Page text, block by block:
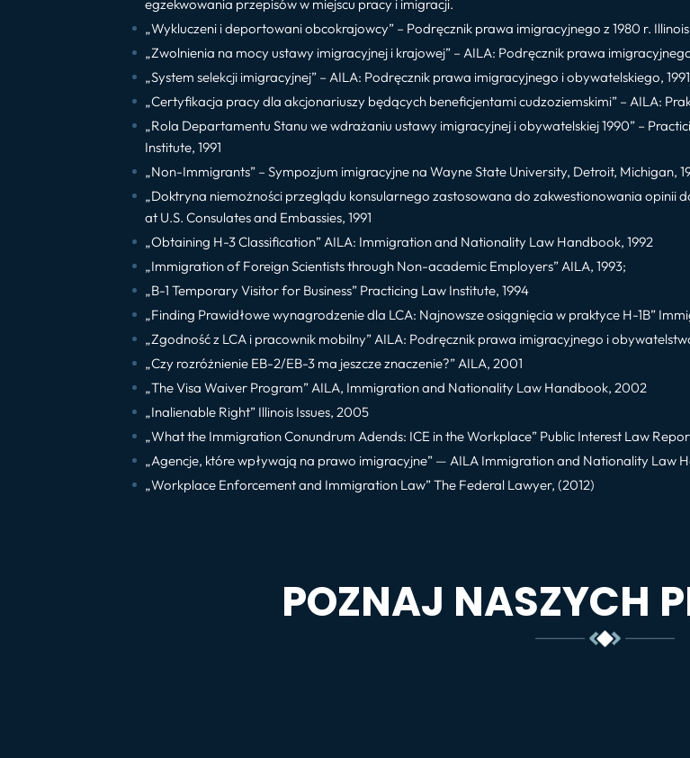
egzekwowania przepisów w miejscu pracy i imigracji.
„Wykluczeni i deportowani obcokrajowcy” – Podręcznik prawa imigracyjnego z 1980 r.
„Zwolnienia na mocy ustawy imigracyjnej i krajowej” – AILA: Podręcznik prawa
„System selekcji imigracyjnej” – AILA: Podręcznik prawa imigracyjnego i obywatelskiego, 1991
„Certyfikacja pracy dla akcjonariuszy będących beneficjentami cudzoziemskimi” – AILA:
„Rola Departamentu Stanu we wdrażaniu ustawy imigracyjnej i obywatelskiej 1990” –
Institute, 1991
„Non-Immigrants” – Sympozjum imigracyjne na Wayne State University, Detroit, Michigan,
„Doktryna niemożności przeglądu konsularnego zastosowana do zakwestionowania opinii
at U.S. Consulates and Embassies, 1991
„Obtaining H-3 Classification” AILA: Immigration and Nationality Law Handbook, 1992
„Immigration of Foreign Scientists through Non-academic Employers” AILA, 1993;
„B-1 Temporary Visitor for Business” Practicing Law Institute, 1994
„Finding Prawidłowe wynagrodzenie dla LCA: Najnowsze osiągnięcia w praktyce H-1B”
„Zgodność z LCA i pracownik mobilny” AILA: Podręcznik prawa imigracyjnego i
„Czy rozróżnienie EB-2/EB-3 ma jeszcze znaczenie?” AILA, 2001
„The Visa Waiver Program” AILA, Immigration and Nationality Law Handbook, 2002
„Inalienable Right” Illinois Issues, 2005
„What the Immigration Conundrum Adends: ICE in the Workplace” Public Interest Law
„Agencje, które wpływają na prawo imigracyjne” — AILA Immigration and Nationality Law
„Workplace Enforcement and Immigration Law” The Federal Lawyer, (2012)
POZNAJ NASZYCH